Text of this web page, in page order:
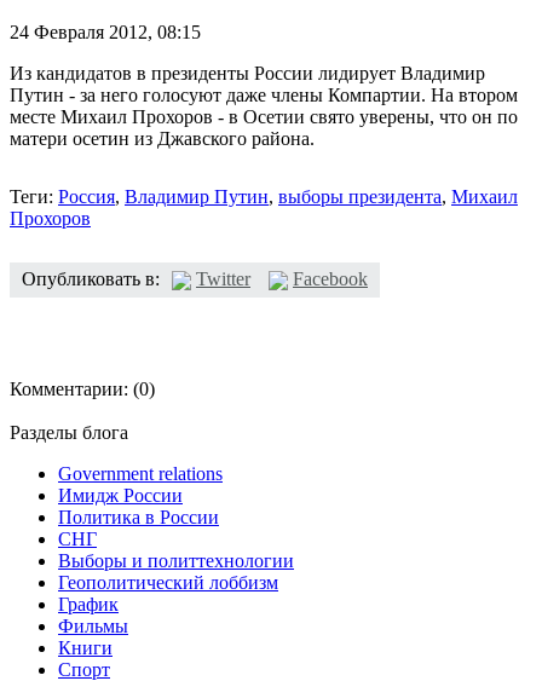
24 Февраля 2012, 08:15
Из кандидатов в президенты России лидирует Владимир
Путин - за него голосуют даже члены Компартии. На втором
месте Михаил Прохоров - в Осетии свято уверены, что он по
матери осетин из Джавского района.
Теги: Россия, Владимир Путин, выборы президента, Михаил
Прохоров
Опубликовать в: Twitter Facebook
Комментарии: (0)
Разделы блога
Government relations
Имидж России
Политика в России
СНГ
Выборы и политтехнологии
Геополитический лоббизм
График
Фильмы
Книги
Спорт